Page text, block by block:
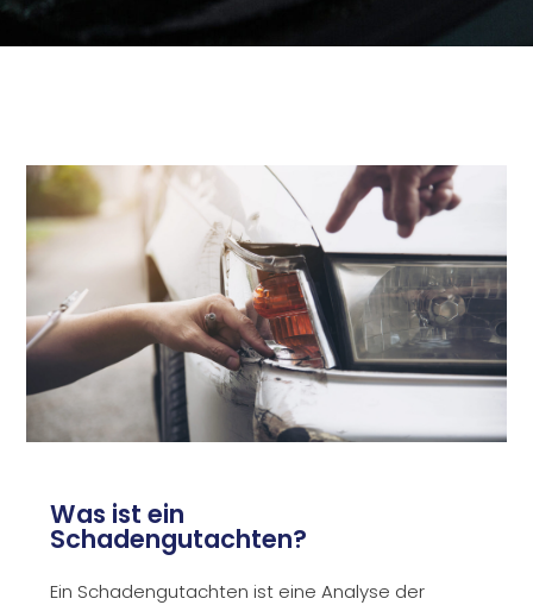
Was ist ein
Schadengutachten?
Ein Schadengutachten ist eine Analyse der